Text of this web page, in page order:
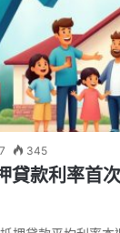
345
貸款利率首